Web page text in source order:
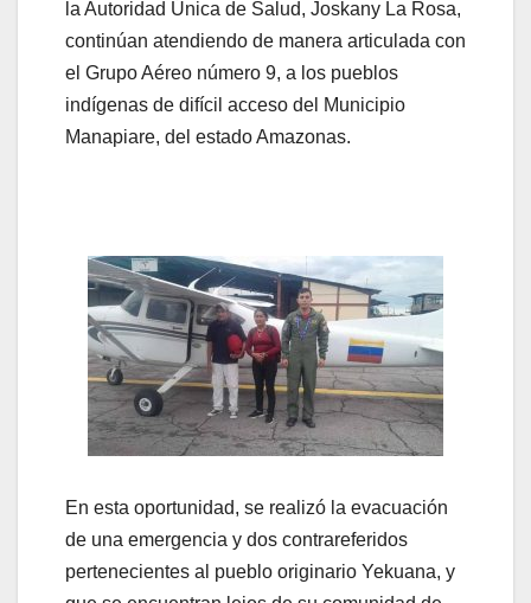
la Autoridad Única de Salud, Joskany La Rosa,
continúan atendiendo de manera articulada con
el Grupo Aéreo número 9, a los pueblos
indígenas de difícil acceso del Municipio
Manapiare, del estado Amazonas.
En esta oportunidad, se realizó la evacuación
de una emergencia y dos contrareferidos
pertenecientes al pueblo originario Yekuana, y